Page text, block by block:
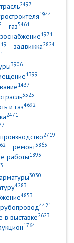
2497
1944
газ5461
1971
задвижка2824
3906
1399
1437
3525
и газ4692
2471
производство2719
ремонт3863
работы1893
3030
4283
4853
4421
в выставке2623
1764